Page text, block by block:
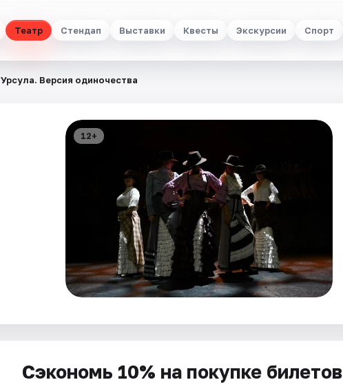
Театр Стендап Выставки Квесты Экскурсии Спорт
Урсула. Версия одиночества
12+
Сэкономь 10% на покупке билетов